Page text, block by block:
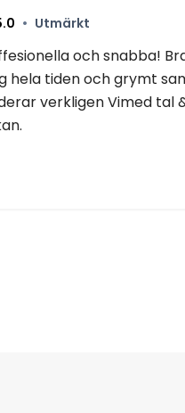
• Utmärkt
och snabba!
hela tiden och grymt
verkligen Vimed tal